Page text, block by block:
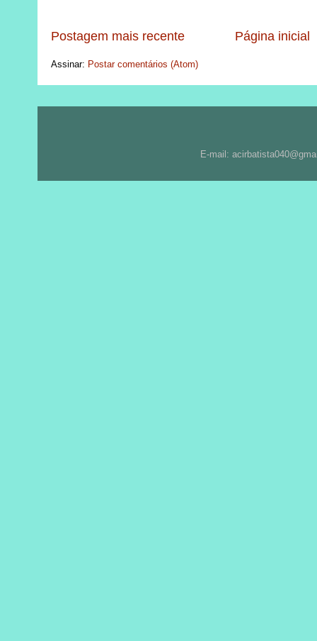
Postagem mais recente Página inicial
Assinar: Postar comentários (Atom)
E-mail: